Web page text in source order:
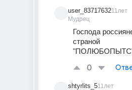
user_83717632
Мудрец
11лет
Господа
страной
0
shtyrlits_511лет